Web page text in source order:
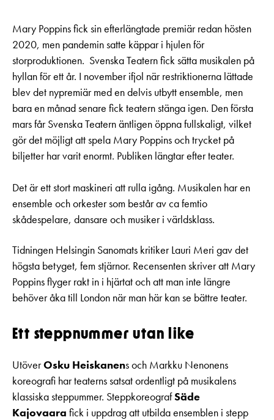
Mary Poppins fick sin efterlängtade premiär redan hösten
2020, men pandemin satte käppar i hjulen för
storproduktionen. Svenska Teatern fick sätta musikalen på
hyllan för ett år. I november ifjol när restriktionerna lättade
blev det nypremiär med en delvis utbytt ensemble, men
bara en månad senare fick teatern stänga igen. Den första
mars får Svenska Teatern äntligen öppna fullskaligt, vilket
gör det möjligt att spela Mary Poppins och trycket på
biljetter har varit enormt. Publiken längtar efter teater.
Det är ett stort maskineri att rulla igång. Musikalen har en
ensemble och orkester som består av ca femtio
skådespelare, dansare och musiker i världsklass.
Tidningen Helsingin Sanomats kritiker Lauri Meri gav det
högsta betyget, fem stjärnor. Recensenten skriver att Mary
Poppins flyger rakt in i hjärtat och att man inte längre
behöver åka till London när man här kan se bättre teater.
Ett steppnummer utan like
UtöverOsku Heiskanens och Markku Nenonens
koreografi har teaterns satsat ordentligt på musikalens
klassiska steppummer. SteppkoreografSäde
Kajovaara fick i uppdrag att utbilda ensemblen i stepp